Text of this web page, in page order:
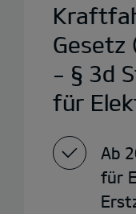
Gesetz
- § 3d
für
Ab
für